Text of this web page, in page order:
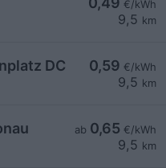
€/kWh
9,5 km
0,59 €/kWh
9,5 km
DC
ab 0,65 €/kWh
9,5 km